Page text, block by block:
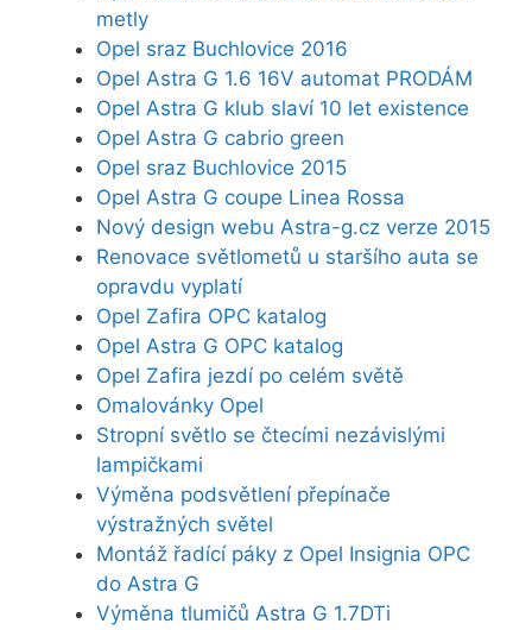
metly
Opel sraz Buchlovice 2016
Opel Astra G 1.6 16V automat PRODÁM
Opel Astra G klub slaví 10 let existence
Opel Astra G cabrio green
Opel sraz Buchlovice 2015
Opel Astra G coupe Linea Rossa
Nový design webu Astra-g.cz verze 2015
Renovace světlometů u staršího auta se
opravdu vyplatí
Opel Zafira OPC katalog
Opel Astra G OPC katalog
Opel Zafira jezdí po celém světě
Omalovánky Opel
Stropní světlo se čtecími nezávislými
lampičkami
Výměna podsvětlení přepínače
výstražných světel
Montáž řadící páky z Opel Insignia OPC
do Astra G
Výměna tlumičů Astra G 1.7DTi